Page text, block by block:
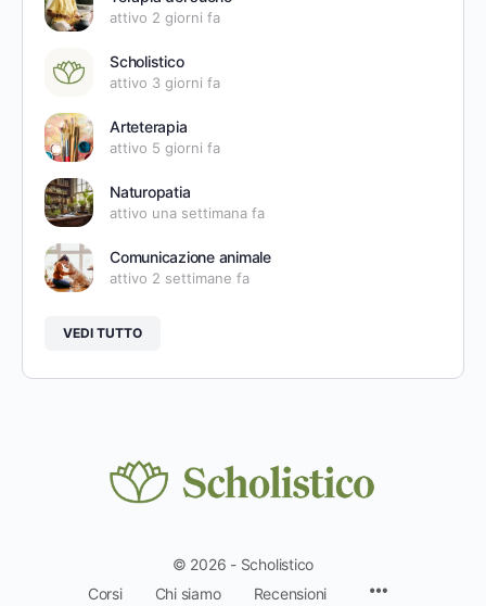
attivo 2 giorni fa
Scholistico
attivo 3 giorni fa
Arteterapia
attivo 5 giorni fa
Naturopatia
attivo una settimana fa
Comunicazione animale
attivo 2 settimane fa
VEDI TUTTO
© 2026 - Scholistico
Corsi
Chi siamo Recensioni